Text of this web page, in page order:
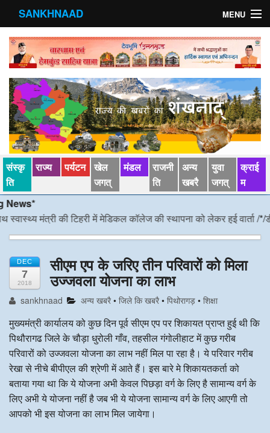
SANKHNAAD MENU
मुख्य पृष्ठ
राज्य
मंडल
संस्कृति
खेल जगत्
पर्यटन
पड़ोसी राज्य
स्वास्‍थ्य
देश विदेश
अन्य खबरै
संस्कृ
ति
राज्य पर्यटन खेल
जगत्
मंडल
राजनी
ति
अन्य
खबरै
युवा
जगत्
क्राई
म
मंत्री की टिहरी में मेडिकल कॉलेज की स्थापना को लेकर हुई वार्ता/*/डीएम
DEC
7
2018
सीएम एप के जरिए तीन परिवारों को मिला
उज्जवला योजना का लाभ
sankhnaad अन्य खबरै •जिले कि खबरै •पिथोरागड़ •शिक्षा
मुख्यमंत्री कार्यालय को कुछ दिन पूर्व सीएम एप पर शिकायत प्राप्त हुई थी कि
पिथौरागढ जिले के चौड़ा धुरोली गाँव, तहसील गंगोलीहाट में कुछ गरीब
परिवारों को उज्जवला योजना का लाभ नहीं मिल पा रहा है। ये परिवार गरीब
रेखा से नीचे बीपीएल की श्रेणी में आते हैं। इस बारे मे शिकायतकर्ता को
बताया गया था कि ये योजना अभी केवल पिछड़ा वर्ग के लिए है सामान्य वर्ग के
लिए अभी ये योजना नहीं है जब भी ये योजना सामान्य वर्ग के लिए आएगी तो
आपको भी इस योजना का लाभ मिल जायेगा।